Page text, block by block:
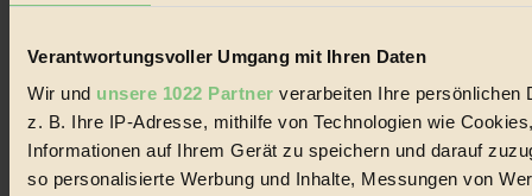
Verantwortungsvoller Umgang mit Ihren Daten
Wir und unsere 1022 Partner verarbeiten Ihre persönlichen
z. B. Ihre IP-Adresse, mithilfe von Technologien wie
Informationen auf Ihrem Gerät zu speichern und darauf
so personalisierte Werbung und Inhalte, Messungen von
Jetzt eintragen: